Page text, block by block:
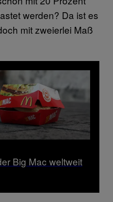
werden? Da ist es
mit zweierlei Maß
Big Mac weltweit